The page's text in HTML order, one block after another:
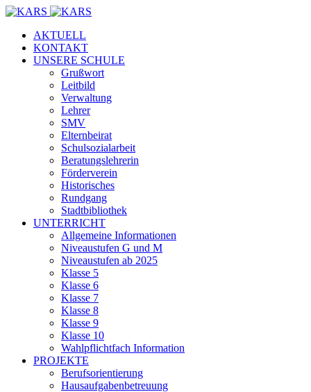
AKTUELL
KONTAKT
UNSERE SCHULE
Grußwort
Leitbild
Verwaltung
Lehrer
SMV
Elternbeirat
Schulsozialarbeit
Beratungslehrerin
Förderverein
Historisches
Rundgang
Stadtbibliothek
UNTERRICHT
Allgemeine Informationen
Niveaustufen G und M
Niveaustufen ab 2025
Klasse 5
Klasse 6
Klasse 7
Klasse 8
Klasse 9
Klasse 10
Wahlpflichtfach Information
PROJEKTE
Berufsorientierung
Hausaufgabenbetreuung